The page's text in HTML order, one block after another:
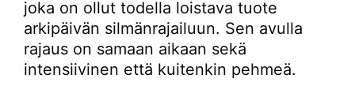
joka on ollut todella loistava tuote
arkipäivän silmänrajailuun. Sen avulla
rajaus on samaan aikaan sekä
intensiivinen että kuitenkin pehmeä.